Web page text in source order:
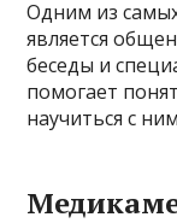
Одним из
является
беседы и
помогает
научиться с